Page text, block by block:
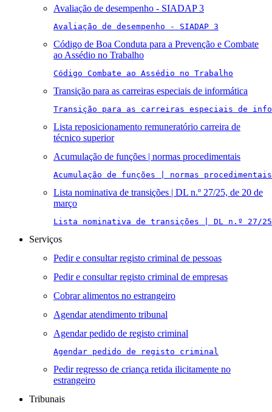
Avaliação de desempenho - SIADAP 3
Avaliação de desempenho - SIADAP 3
Código de Boa Conduta para a Prevenção e Combate
ao Assédio no Trabalho
Código Combate ao Assédio no Trabalho
Transição para as carreiras especiais de informática
Transição para as carreiras especiais de
Lista reposicionamento remuneratório carreira de
técnico superior
Acumulação de funções | normas procedimentais
Acumulação de funções | normas procedimentais
Lista nominativa de transições | DL n.º 27/25, de 20 de
março
Lista nominativa de transições | DL n.º 27/
Serviços
Pedir e consultar registo criminal de pessoas
Pedir e consultar registo criminal de empresas
Cobrar alimentos no estrangeiro
Agendar atendimento tribunal
Agendar pedido de registo criminal
Agendar pedido de registo criminal
Pedir regresso de criança retida ilicitamente no
estrangeiro
Tribunais